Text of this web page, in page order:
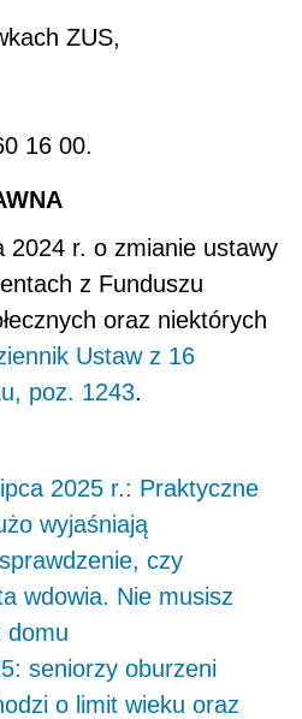
ZUS,
16 00.
2024 r. o zmianie ustawy
z Funduszu
oraz niektórych
Ustaw z 16
poz. 1243.
2025 r.: Praktyczne
wyjaśniają
czy
wdowia. Nie musisz
domu
seniorzy oburzeni
o limit wieku oraz